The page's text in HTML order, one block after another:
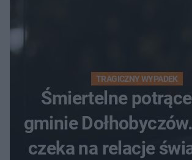
TRAGICZNY WYPADEK
Śmiertelne
gminie
czeka na relacje